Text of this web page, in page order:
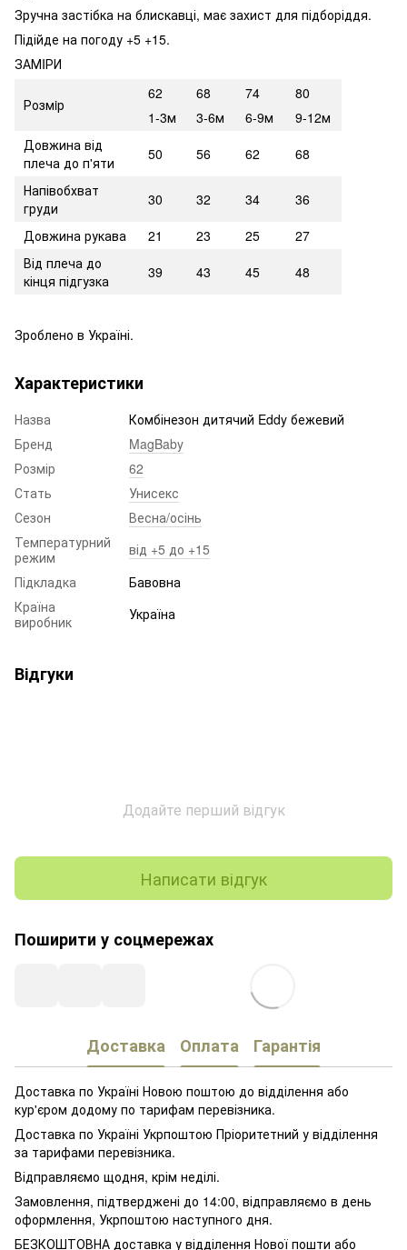
Зручна застібка на блискавці, має захист для підборіддя.
Підійде на погоду +5 +15.
ЗАМIРИ
Розмiр
62
1-3м
68
3-6м
74
6-9м
80
9-12м
Довжина від
плеча до п'яти
50 56 62
68
Напівобхват
груди
30 32 34
36
Довжина рукава
21 23 25
27
Від плеча до
кінця підгузка
39 43 45 48
Зроблено в Україні.
Характеристики
Назва
Комбінезон дитячий Eddy бежевий
Бренд
MagBaby
Розмір
62
Стать
Унисекс
Сезон
Весна/осінь
Температурний
режим
від +5 до +15
Підкладка
Бавовна
Країна
виробник
Україна
Відгуки
Додайте перший відгук
Написати відгук
Поширити у соцмережах
Доставка Оплата Гарантія
Доставка по Україні Новою поштою до відділення або
кур'єром додому по тарифам перевізника.
Доставка по Україні Укрпоштою Пріоритетний у відділення
за тарифами перевізника.
Відправляємо щодня, крім неділі.
Замовлення, підтверджені до 14:00, відправляємо в день
оформлення, Укрпоштою наступного дня.
БЕЗКОШТОВНА доставка у відділення Нової пошти або